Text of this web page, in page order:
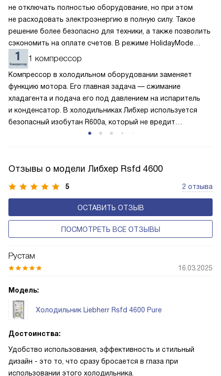
не отключать полностью оборудование, но при этом
не расходовать электроэнергию в полную силу. Такое
решение более безопасно для техники, а также позволить
сэкономить на оплате счетов. В режиме HolidayMode
вентилятор и суперохлаждение не работают, а в камере
устанавливается температура в районе +15 градусов. Это
позволяет сохранить продукты на определённое время
и избежать появление неприятных запахов.
1 компрессор
Компрессор в холодильном оборудовании заменяет
функцию мотора. Его главная задача — сжимание
хладагента и подача его под давлением на испаритель
и конденсатор. В холодильниках Либхер используется
безопасный изобутан R600a, который не вредит
окружающей среде. Компрессор перегоняет его
и быстрее происходит охлаждение, затрачивается
Отзывы о модели Либхер Rsfd 4600
5 2 отзыва
ОСТАВИТЬ ОТЗЫВ
ПОСМОТРЕТЬ ВСЕ ОТЗЫВЫ
Рустам
16.03.2025
Модель:
Холодильник Liebherr Rsfd 4600 Pure
Достоинства:
Удобство использования, эффективность и стильный
дизайн - это то, что сразу бросается в глаза при
использовании этого холодильника.